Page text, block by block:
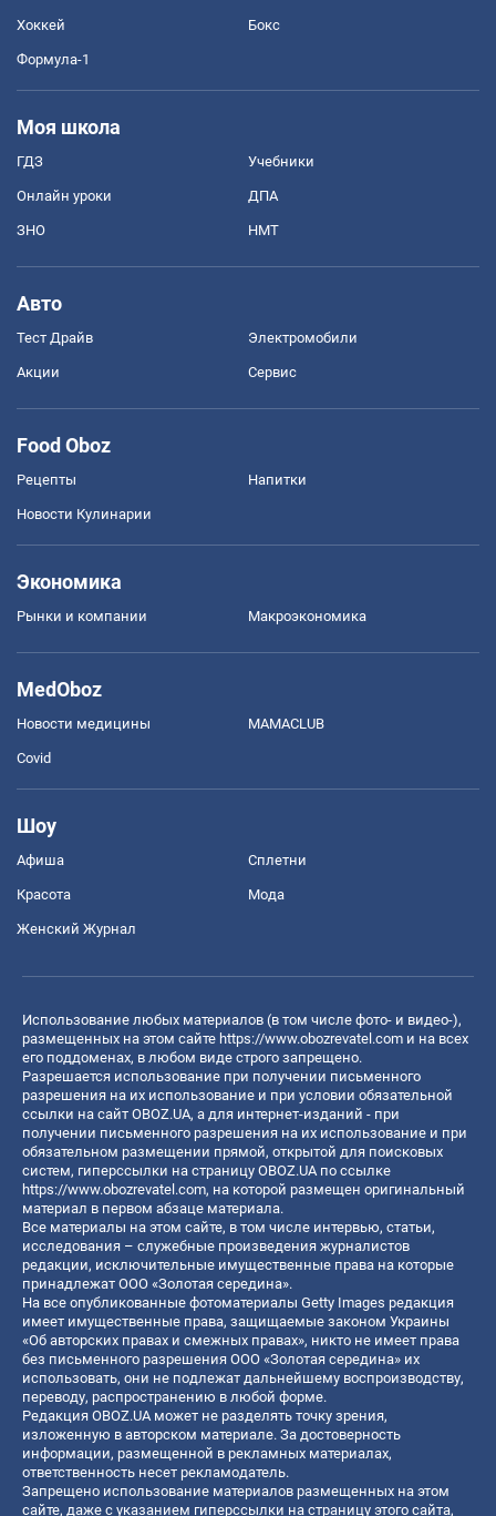
Хоккей Бокс
Формула-1
Моя школа
ГДЗ Учебники
Онлайн уроки ДПА
ЗНО НМТ
Авто
Тест Драйв Электромобили
Акции Сервис
Food Oboz
Рецепты Напитки
Новости Кулинарии
Экономика
Рынки и компании Mакроэкономика
MedOboz
Новости медицины MAMACLUB
Covid
Шоу
Афиша Сплетни
Красота Мода
Женский Журнал
Использование любых материалов (в том числе фото- и видео-),
размещенных на этом сайте https://www.obozrevatel.com и на всех
его поддоменах, в любом виде строго запрещено.
Разрешается использование при получении письменного
разрешения на их использование и при условии обязательной
ссылки на сайт OBOZ.UA, а для интернет-изданий - при
получении письменного разрешения на их использование и при
обязательном размещении прямой, открытой для поисковых
систем, гиперссылки на страницу OBOZ.UA по ссылке
https://www.obozrevatel.com, на которой размещен оригинальный
материал в первом абзаце материала.
Все материалы на этом сайте, в том числе интервью, статьи,
исследования – служебные произведения журналистов
редакции, исключительные имущественные права на которые
принадлежат ООО «Золотая середина».
На все опубликованные фотоматериалы Getty Images редакция
имеет имущественные права, защищаемые законом Украины
«Об авторских правах и смежных правах», никто не имеет права
без письменного разрешения ООО «Золотая середина» их
использовать, они не подлежат дальнейшему воспроизводству,
переводу, распространению в любой форме.
Редакция OBOZ.UA может не разделять точку зрения,
изложенную в авторском материале. За достоверность
информации, размещенной в рекламных материалах,
ответственность несет рекламодатель.
Запрещено использование материалов размещенных на этом
сайте, даже с указанием гиперссылки на страницу этого сайта,